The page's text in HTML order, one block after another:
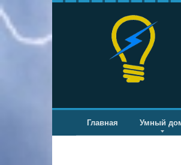
Перейти
к
контенту
Главная Умный